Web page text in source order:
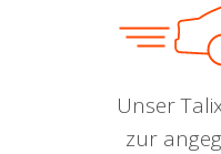
Unser
zur